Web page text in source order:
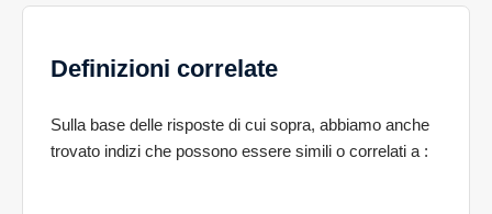
Definizioni correlate
Sulla base delle risposte di cui sopra, abbiamo anche
trovato indizi che possono essere simili o correlati a :